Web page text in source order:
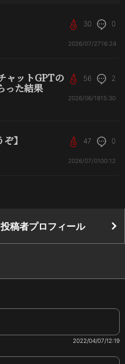
30 0
2026/07/2716:24
ャットGPTの
った結果
56 2
2026/06/1815:30
】 47 0
2026/07/01 00:12
投稿者プロフィール
2022/04/07/12:19